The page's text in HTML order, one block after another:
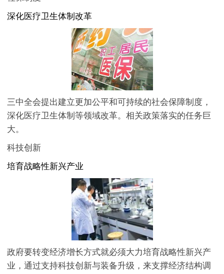
深化医疗卫生体制改革
三中全会提出建立更加公平和可持续的社会保障制度，
深化医疗卫生体制等领域改革。相关政策落实的任务巨
大。
科技创新
培育战略性新兴产业
政府要转变经济增长方式就必须大力培育战略性新兴产
业，通过支持科技创新与装备升级，来支撑经济结构调